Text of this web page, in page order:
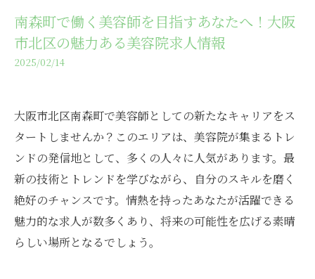
南森町で働く美容師を目指すあなたへ！大阪
市北区の魅力ある美容院求人情報
2025/02/14
大阪市北区南森町で美容師としての新たなキャリアをス
タートしませんか？このエリアは、美容院が集まるトレ
ンドの発信地として、多くの人々に人気があります。最
新の技術とトレンドを学びながら、自分のスキルを磨く
絶好のチャンスです。情熱を持ったあなたが活躍できる
魅力的な求人が数多くあり、将来の可能性を広げる素晴
らしい場所となるでしょう。